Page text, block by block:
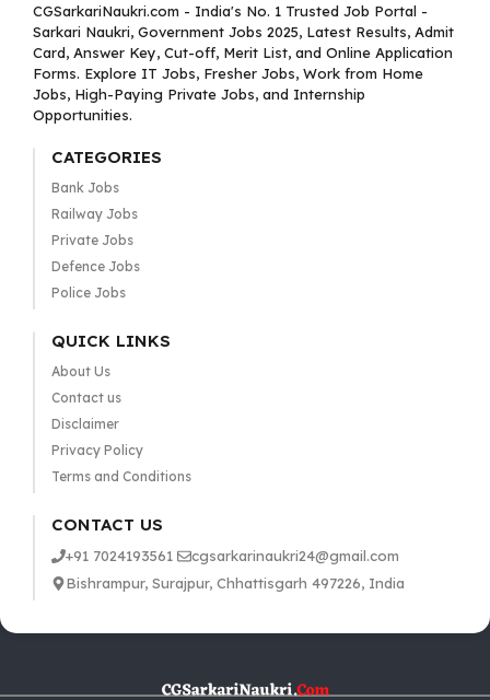
CGSarkariNaukri.com - India's No. 1 Trusted Job Portal -
Sarkari Naukri, Government Jobs 2025, Latest Results, Admit
Card, Answer Key, Cut-off, Merit List, and Online Application
Forms. Explore IT Jobs, Fresher Jobs, Work from Home
Jobs, High-Paying Private Jobs, and Internship
Opportunities.
CATEGORIES
Bank Jobs
Railway Jobs
Private Jobs
Defence Jobs
Police Jobs
QUICK LINKS
About Us
Contact us
Disclaimer
Privacy Policy
Terms and Conditions
CONTACT US
+91 7024193561
cgsarkarinaukri24@gmail.com
Bishrampur, Surajpur, Chhattisgarh 497226, India